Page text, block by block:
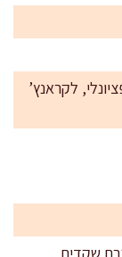
לקראנץ’
גרם קמח לקימוח התבנית או 10 גרם שקדים